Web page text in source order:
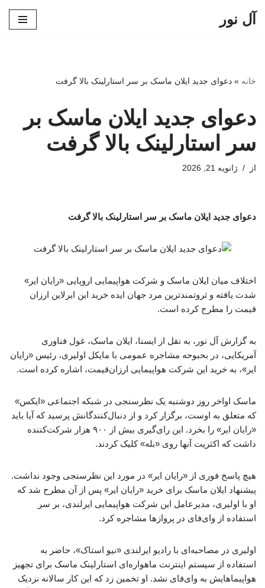
آل نور
خانه » دعوای جدید ایلان ماسک بر سر استارلینک بالا گرفت
دعوای جدید ایلان ماسک بر
سر استارلینک بالا گرفت
از ژانویه 21, 2026
دعوای جدید ایلان ماسک بر سر استارلینک بالا گرفت
اختلاف میان ایلان ماسک و شرکت هواپیمایی اروپایی «رایان ایر»
شدت یافته و ثروتمندترین مرد جهان ایده خرید این ایرلاین ارزان
قیمت را مطرح کرده است.
به گزارش آل نور، به نقل از ایسنا، ایلان ماسک، غول فناوری
آمریکایی، در بحبوحه مشاجره عمومی با مایکل اولیری، رئیس «رایان
ایر»، به خرید این شرکت هواپیمایی ارزان‌قیمت، اشاره کرده است.
ماسک اواخر روز دوشنبه یک نظرسنجی در شبکه اجتماعی «ایکس»
که متعلق به اوست، برگزار کرد و از دنبال‌کنندگانش پرسید که آیا باید
«رایان ایر» را بخرد. این رای‌گیری بیش از ۹۰۰ هزار شرکت‌کننده
داشت که اکثریت آنها روی «بله» کلیک کردند.
هیچ پاسخ فوری از «رایان ایر» در مورد این نظرسنجی وجود نداشت.
پیشنهاد ایلان ماسک برای خرید «رایان ایر» پس از آن مطرح شد که
او با اولیری، مدیرعامل این شرکت هواپیمایی ایرلندی، بر سر
استفاده از وای‌فای در پروازها مشاجره کرد.
اولیری در مصاحبه‌ای با رادیو ایرلندی «نیو استاک»، حاضر به
استفاده از سیستم اینترنت ماهواره‌ای استارلینک ماسک برای تجهیز
هواپیماهایش به وای‌فای نشد. او تخمین زد که این کار سالانه نزدیک